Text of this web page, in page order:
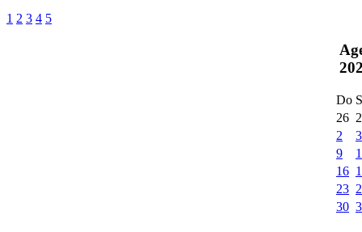
1 2 3 4 5
Do
26
2
3
9
16
23
30